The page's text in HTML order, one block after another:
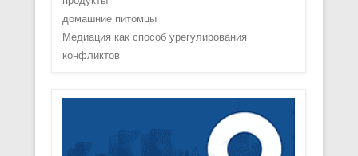
домашние питомцы
Медиация как способ урегулирования
конфликтов